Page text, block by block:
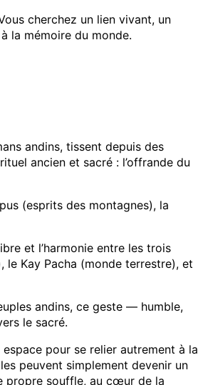
cherchez un lien vivant, un
la mémoire du monde.
andins, tissent depuis des
ancien et sacré : l’offrande du
(esprits des montagnes), la
et l’harmonie entre les trois
le Kay Pacha (monde terrestre), et
andins, ce geste — humble,
le sacré.
pour se relier autrement à la
peuvent simplement devenir un
propre souffle, au cœur de la